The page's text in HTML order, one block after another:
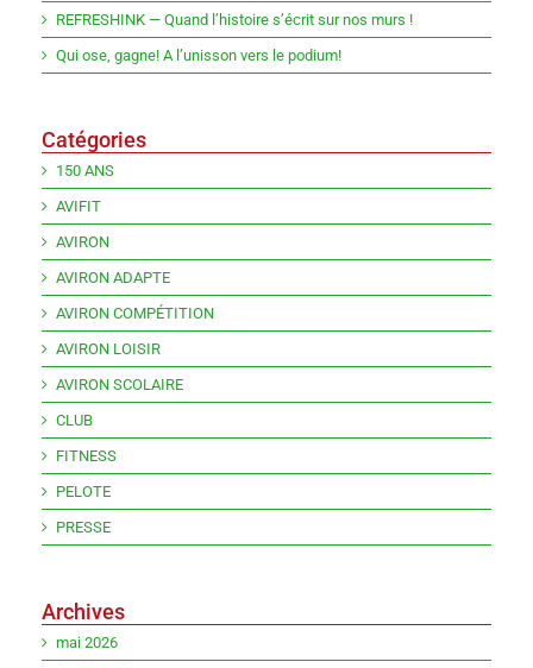
REFRESHINK — Quand l’histoire s’écrit sur nos murs !
Qui ose, gagne! A l’unisson vers le podium!
Catégories
150 ANS
AVIFIT
AVIRON
AVIRON ADAPTE
AVIRON COMPÉTITION
AVIRON LOISIR
AVIRON SCOLAIRE
CLUB
FITNESS
PELOTE
PRESSE
Archives
mai 2026